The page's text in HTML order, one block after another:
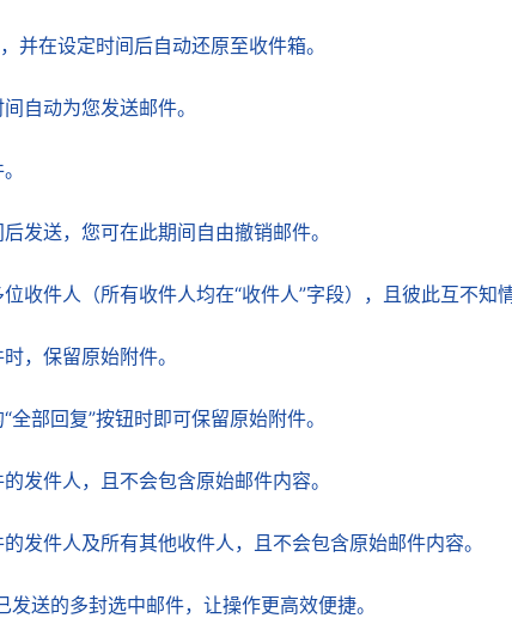
并在设定时间后自动还原至收件箱。
自动为您发送邮件。
发送，您可在此期间自由撤销邮件。
收件人（所有收件人均在“收件人”字段），且彼此互不知
，保留原始附件。
部回复”按钮时即可保留原始附件。
发件人，且不会包含原始邮件内容。
发件人及所有其他收件人，且不会包含原始邮件内容。
送的多封选中邮件，让操作更高效便捷。